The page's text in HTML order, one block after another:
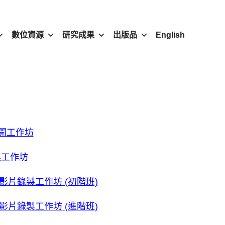
數位資源 研究成果 出版品 English
工作坊
作坊
片錄製工作坊 (初階班)
片錄製工作坊 (進階班)